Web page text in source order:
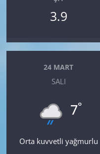
3.9
24 MART
SALI
7°
Orta kuvvetli yağmurlu